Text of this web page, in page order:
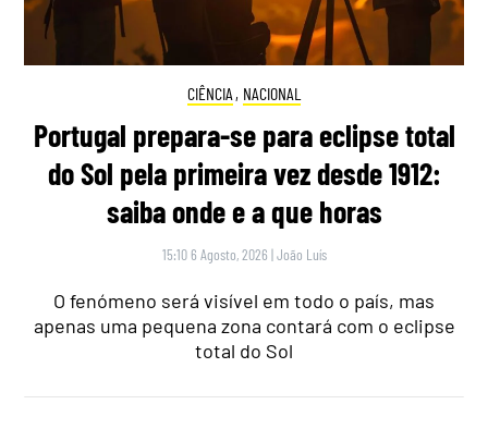
CIÊNCIA , NACIONAL
Portugal prepara-se para eclipse total
do Sol pela primeira vez desde 1912:
saiba onde e a que horas
15:10 6 Agosto, 2026 |João Luís
O fenómeno será visível em todo o país, mas
apenas uma pequena zona contará com o eclipse
total do Sol